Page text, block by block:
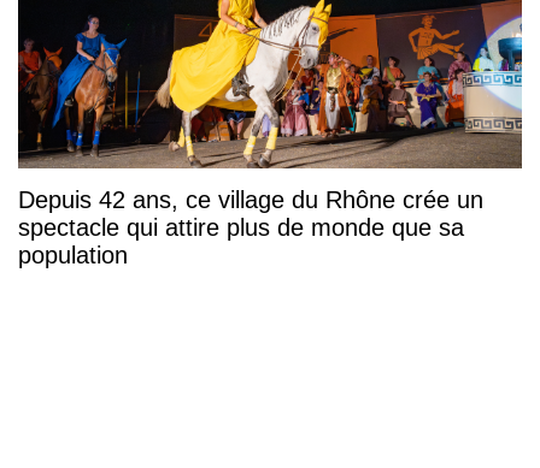
Depuis 42 ans, ce village du Rhône crée un
spectacle qui attire plus de monde que sa
population